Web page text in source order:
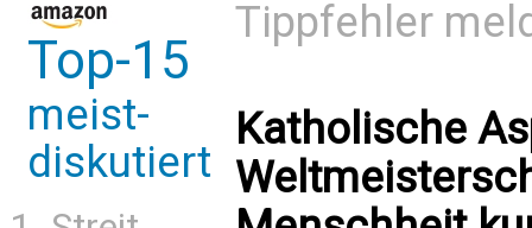
Top-15
meist-
diskutiert
Tippfehler
Katholische